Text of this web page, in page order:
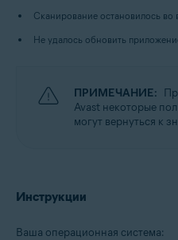
Сканирование остановилось во
Не удалось обновить
ПРИМЕЧАНИЕ:
Avast некоторые
могут вернуться к
Инструкции
Ваша операционная система: